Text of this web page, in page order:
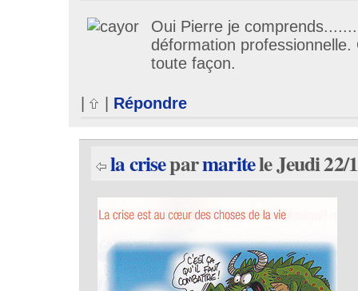
Oui Pierre je
déformation
toute façon.
| Répondre
la criseparmaritele Jeudi 22/